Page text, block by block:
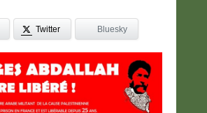
Twitter Bluesky